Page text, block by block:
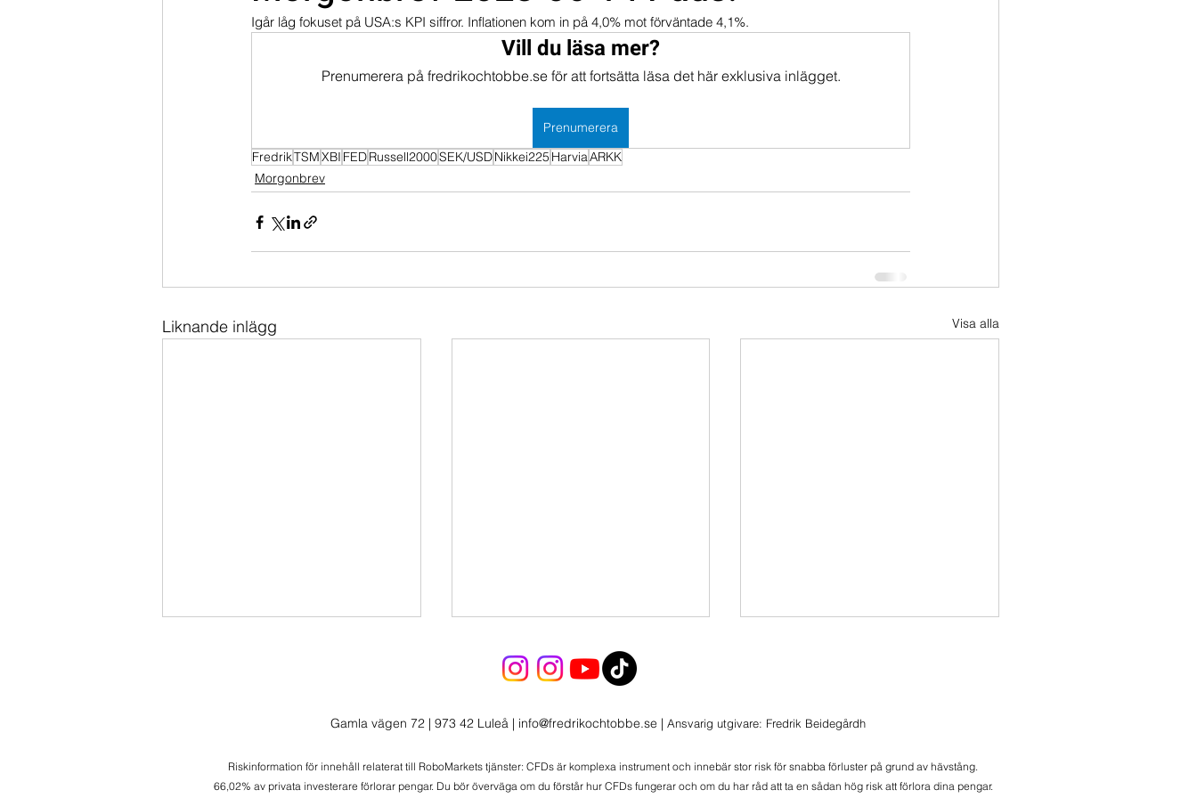
Dippköparportföljen Momentumportföljen Portföljer
Igår låg fokuset på USA:s KPI siffror. Inflationen kom in på 4,0% mot förväntade 4,1%.
Vill du läsa mer?
Prenumerera på fredrikochtobbe.se för att fortsätta läsa det här exklusiva inlägget.
Prenumerera
FredrikTSMXBI FEDRussell2000SEK/USDNikkei225 HarviaARKK
Morgonbrev
Liknande inlägg Visa alla
Gamla vägen 72 | 973 42 Luleå | info@fredrikochtobbe.se | Ansvarig utgivare: Fredrik Beidegårdh
Riskinformation för innehåll relaterat till RoboMarkets tjänster: CFDs är komplexa instrument och innebär stor risk för snabba förluster på grund av hävstång.
66,02% av privata investerare förlorar pengar. Du bör överväga om du förstår hur CFDs fungerar och om du har råd att ta en sådan hög risk att förlora dina pengar.